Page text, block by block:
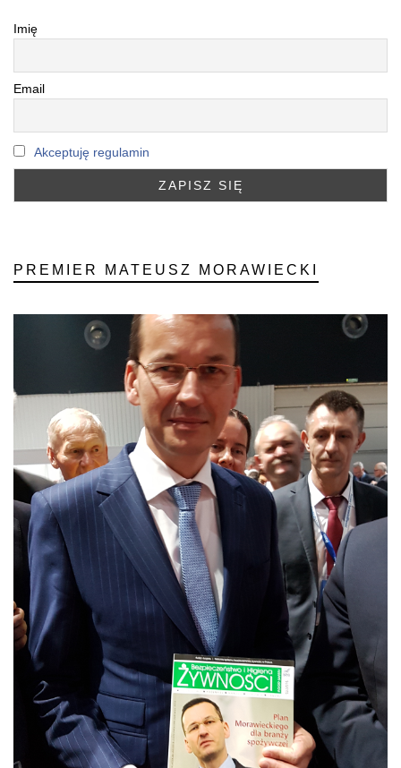
Imię
Email
Akceptuję regulamin
PREMIER MATEUSZ MORAWIECKI